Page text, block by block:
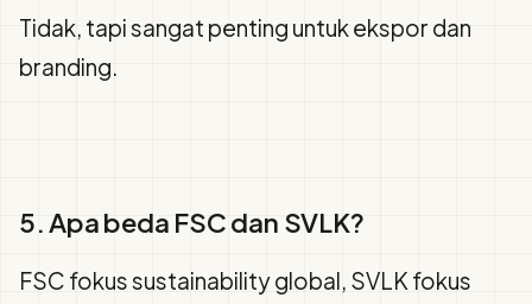
Tidak, tapi sangat penting untuk ekspor dan
branding.
5. Apa beda FSC dan SVLK?
FSC fokus sustainability global, SVLK fokus